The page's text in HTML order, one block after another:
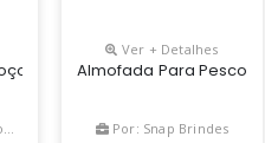
E Botão Para Fechar.
275 Mm | Bolsa: 175 X 115 Mm
Combinação Perfeita De
Produzida Em Microfibra
Ver + Detalhes
Almofada Para
Por: Snap Brindes